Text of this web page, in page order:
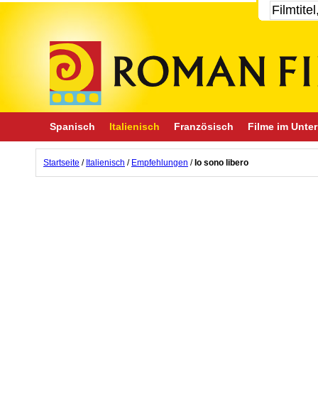
Spanisch Italienisch Französisch Filme im
Startseite / Italienisch / Empfehlungen / Io sono libero